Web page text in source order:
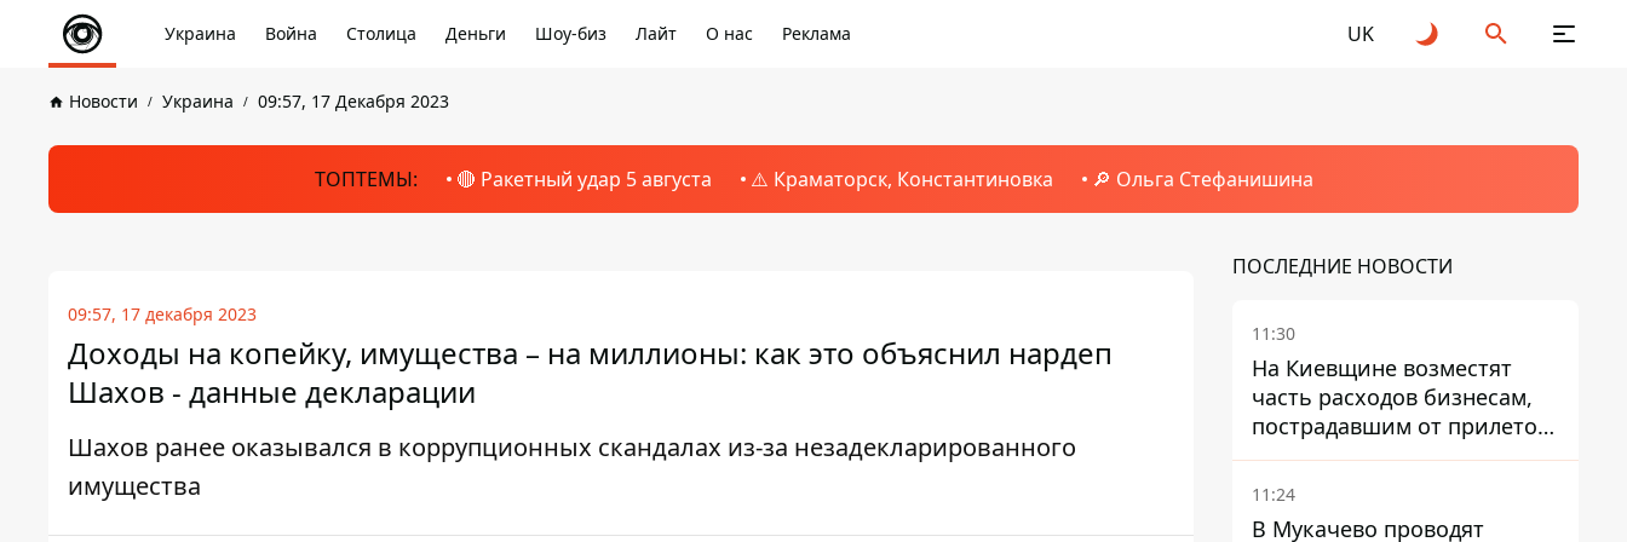
Украина Война Столица Деньги Шоу-биз Лайт О нас Реклама UK
Новости Украина 09:57, 17 Декабря 2023
ТОПТЕМЫ: 🔴 Ракетный удар 5 августа ⚠️ Краматорск, Константиновка 🔎 Ольга Стефанишина
09:57, 17 декабря 2023
Доходы на копейку, имущества – на миллионы: как это объяснил нардеп
Шахов - данные декларации
Шахов ранее оказывался в коррупционных скандалах из-за незадекларированного
имущества
ПОСЛЕДНИЕ НОВОСТИ
11:30
На Киевщине возместят
часть расходов бизнесам,
пострадавшим от прилетов
ракет
11:24
В Мукачево проводят